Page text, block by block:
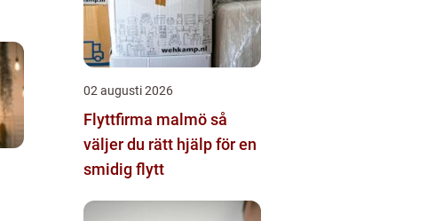
02 augusti 2026
Flyttfirma malmö så
väljer du rätt hjälp för en
smidig flytt